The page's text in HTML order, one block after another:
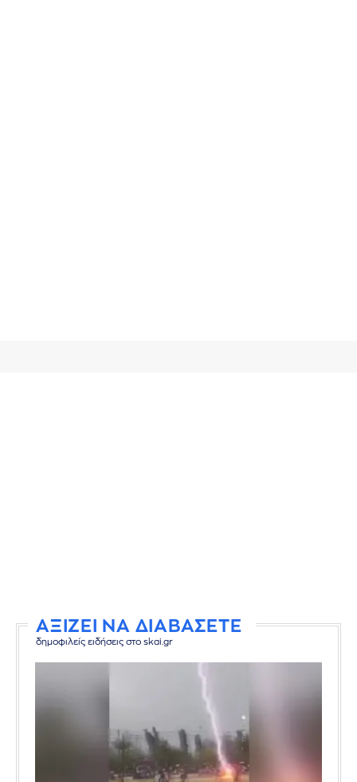
ΑΞΙΖΕΙ ΝΑ ΔΙΑΒΑΣΕΤΕ
δημοφιλείς ειδήσεις στο skai.gr